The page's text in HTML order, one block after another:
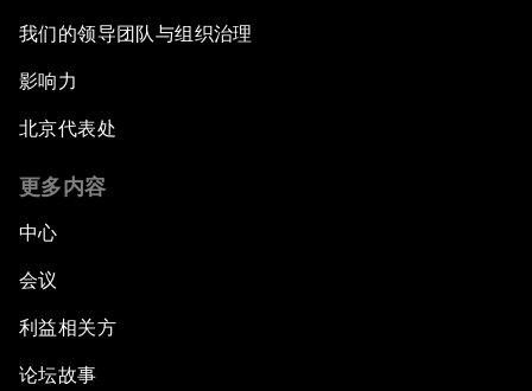
我们的领导团队与组织治理
影响力
北京代表处
更多内容
中心
会议
利益相关方
论坛故事